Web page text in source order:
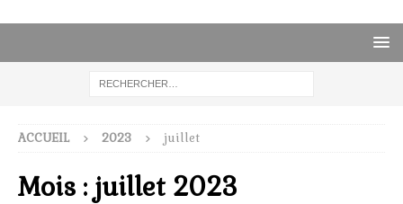
ACCUEIL 2023 juillet
Mois : juillet 2023